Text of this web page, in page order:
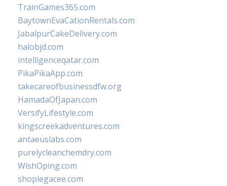
TrainGames365.com
BaytownEvaCationRentals.com
JabalpurCakeDelivery.com
halobjd.com
intelligenceqatar.com
PikaPikaApp.com
takecareofbusinessdfw.org
HamadaOfJapan.com
VersifyLifestyle.com
kingscreekadventures.com
antaeuslabs.com
purelycleanchemdry.com
WishOping.com
shoplegacee.com